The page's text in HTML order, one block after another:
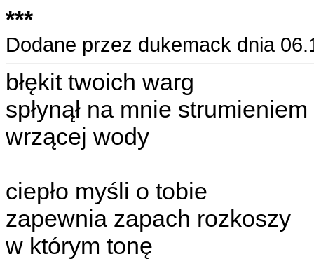
***
Dodane przez dukemack dnia
błękit twoich warg
spłynął na mnie strumieniem
wrzącej wody
ciepło myśli o tobie
zapewnia zapach rozkoszy
w którym tonę